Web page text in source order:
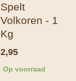
Spelt
Volkoren - 1
Kg
2,95
Op voorraad